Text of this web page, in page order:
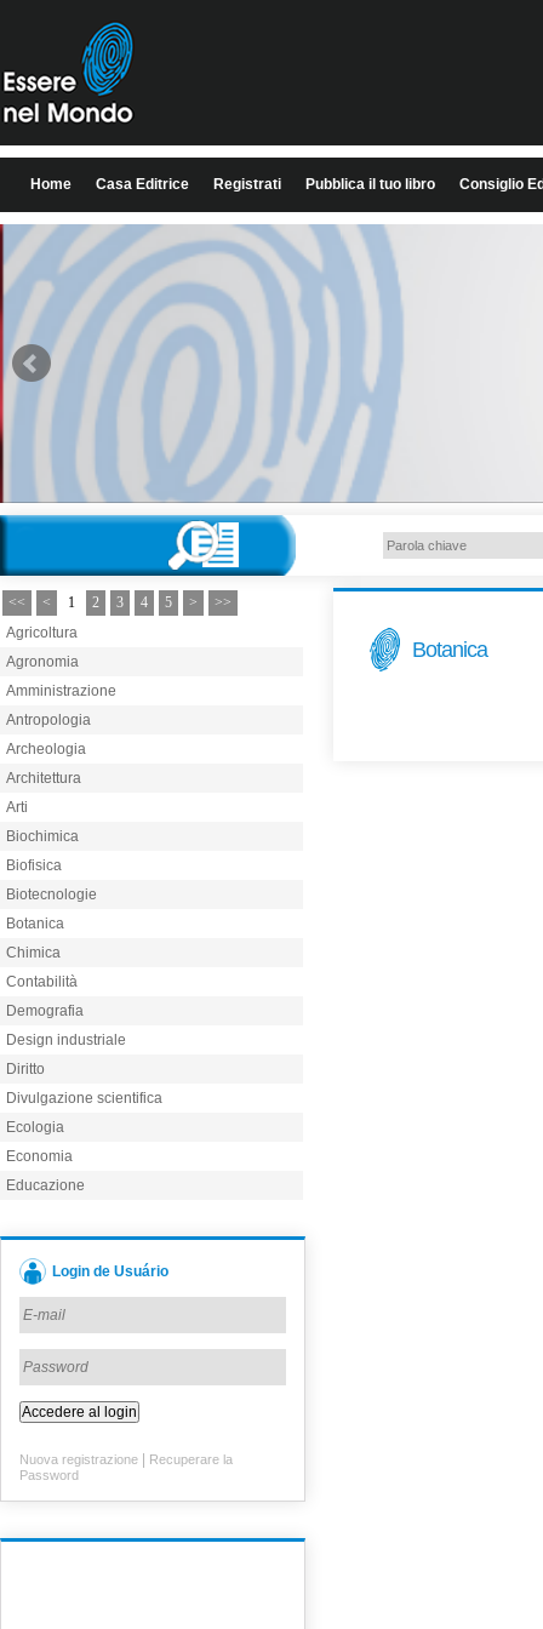
Home Casa Editrice Registrati Pubblica il tuo libro Consiglio
<< < 1 2 3 4 5 >
>>
Agricoltura
Agronomia
Amministrazione
Antropologia
Archeologia
Architettura
Arti
Biochimica
Biofisica
Biotecnologie
Botanica
Chimica
Contabilità
Demografia
Design industriale
Diritto
Divulgazione scientifica
Ecologia
Economia
Educazione
Login de Usuário
Nuova registrazione
Recuperare la
Password
Botanica